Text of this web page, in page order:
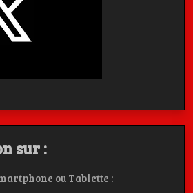
sur :
ou Tablette :